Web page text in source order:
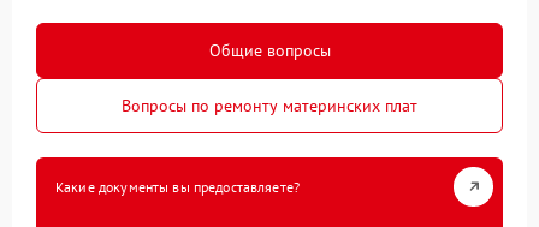
Общие вопросы
Вопросы по ремонту материнских плат
Какие документы вы предоставляете?